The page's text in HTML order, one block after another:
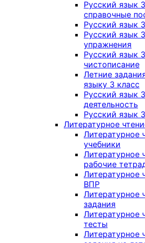
Русский язык
справочные
Русский язык
Русский язык
упражнения
Русский язык
чистописание
Летние
языку 3 класс
Русский язык
деятельность
Русский язык
Литературное
Литературное
учебники
Литературное
рабочие
Литературное
ВПР
Литературное
задания
Литературное
тесты
Литературное